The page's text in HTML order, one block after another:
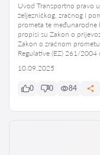
Uvod Transportno pravo
željezničkog, zračnog i
prometa te
propisi su Zakon o
Zakon o zračnom
Regulative (EZ) 261/
10.09.2025
0 0 84